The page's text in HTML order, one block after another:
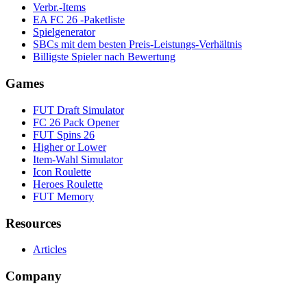
Verbr.-Items
EA FC 26 -Paketliste
Spielgenerator
SBCs mit dem besten Preis-Leistungs-Verhältnis
Billigste Spieler nach Bewertung
Games
FUT Draft Simulator
FC 26 Pack Opener
FUT Spins 26
Higher or Lower
Item-Wahl Simulator
Icon Roulette
Heroes Roulette
FUT Memory
Resources
Articles
Company